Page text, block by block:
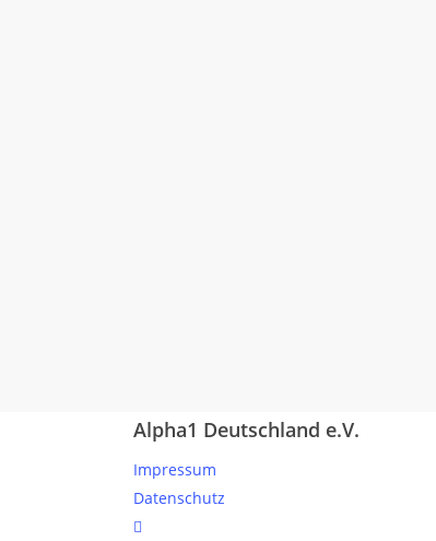
Alpha1 Deutschland e.V.
Impressum
Datenschutz
linkedin